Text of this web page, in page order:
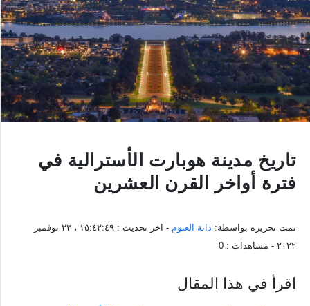
تاريخ مدينة هوبارت الأسترالية في
فترة أواخر القرن العشرين
تمت تحريره بواسطة: دانة العتوم - اخر تحديث :
١٥:٤٢:٤٩ ، ٢٣ نوفمبر
٢٠٢٢ - مشاهدات : 0
اقرأ في هذا المقال